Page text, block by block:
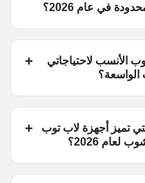
في عام 2026؟
الأنسب لاحتياجاتي
الواسعة؟
تميز أجهزة لاب توب